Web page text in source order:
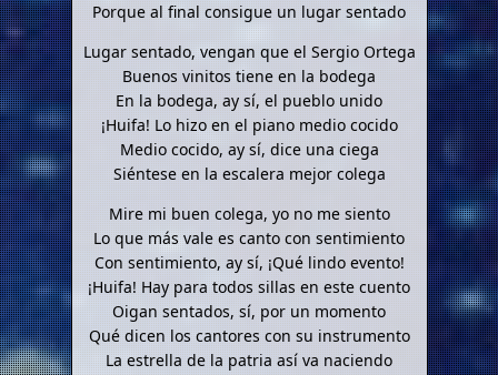
Porque al final consigue un lugar sentado
Lugar sentado, vengan que el Sergio Ortega
Buenos vinitos tiene en la bodega
En la bodega, ay sí, el pueblo unido
¡Huifa! Lo hizo en el piano medio cocido
Medio cocido, ay sí, dice una ciega
Siéntese en la escalera mejor colega
Mire mi buen colega, yo no me siento
Lo que más vale es canto con sentimiento
Con sentimiento, ay sí, ¡Qué lindo evento!
¡Huifa! Hay para todos sillas en este cuento
Oigan sentados, sí, por un momento
Qué dicen los cantores con su instrumento
La estrella de la patria así va naciendo